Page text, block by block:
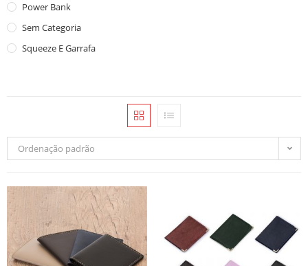
Power Bank
Sem Categoria
Squeeze E Garrafa
Ordenação padrão